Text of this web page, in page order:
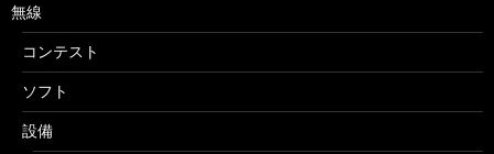
無線
コンテスト
ソフト
設備